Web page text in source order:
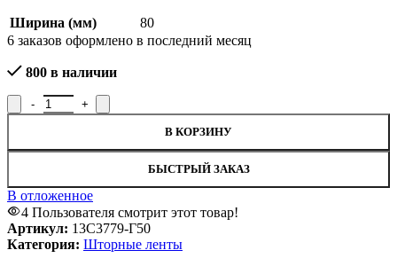
Ширина (мм)
80
6 заказов оформлено в последний месяц
800 в наличии
Количество товара Лента для штор 80мм, 13С3779-Г50
В КОРЗИНУ
БЫСТРЫЙ ЗАКАЗ
В отложенное
4 Пользователя смотрит этот товар!
Артикул: 13С3779-Г50
Категория: Шторные ленты